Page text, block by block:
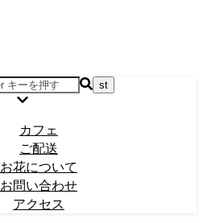
カフェ
ご配送
お花について
お問い合わせ
アクセス